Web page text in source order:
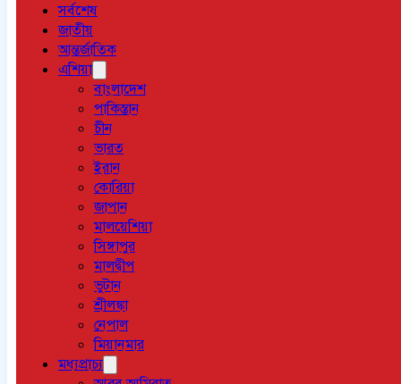
সর্বশেষ
জাতীয়
আন্তর্জাতিক
এশিয়া
বাংলাদেশ
পাকিস্তান
চীন
ভারত
ইরান
কোরিয়া
জাপান
মালয়েশিয়া
সিঙ্গাপুর
মালদ্বীপ
ভুটান
শ্রীলঙ্কা
নেপাল
মিয়ানমার
মধ্যপ্রাচ্য